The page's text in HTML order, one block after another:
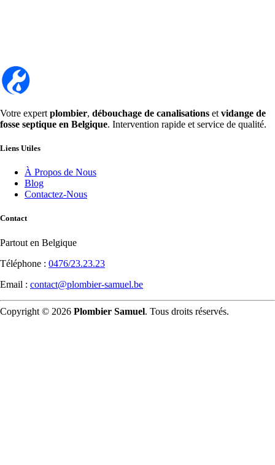
Votre expert plombier, débouchage de canalisations et vidange de
fosse septique en Belgique. Intervention rapide et service de qualité.
Liens Utiles
À Propos de Nous
Blog
Contactez-Nous
Contact
Partout en Belgique
Téléphone : 0476/23.23.23
Email : contact@plombier-samuel.be
Copyright © 2026 Plombier Samuel. Tous droits réservés.